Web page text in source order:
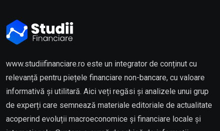
www.studiifinanciare.ro este un integrator de conținut cu
relevanță pentru piețele financiare non-bancare, cu valoare
informativă și utilitară. Aici veți regăsi și analizele unui grup
de experți care semnează materiale editoriale de actualitate
acoperind evoluții macroeconomice și financiare locale și